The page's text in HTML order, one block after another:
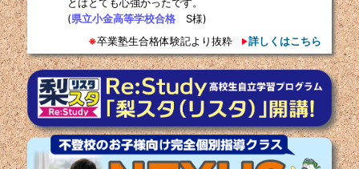
(県立小金高等学校合格S様)
※卒業塾生合格体験記より抜粋 詳しくはこちら